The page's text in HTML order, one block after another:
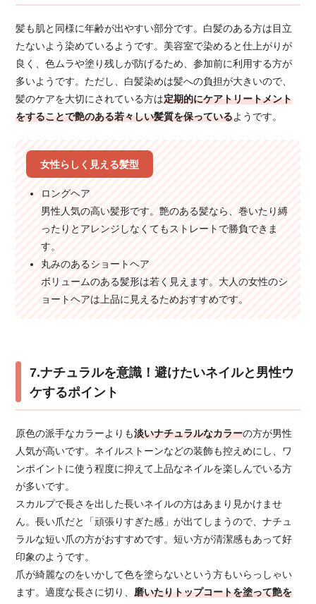
髪も肌と同様に年齢が出やすい部分です。白髪のある方は目立
たないよう染めているようです。美容室で染めると仕上がりが
良く、色ムラや塗り残しが防げるため、参加前に利用する方が
多いようです。ただし、白髪染めは髪への負担が大きいので、
髪のケアを大切にされている方は定期的にケアトリートメント
をすることで艶のある若々しい髪質を保っているようです。
女性らしく見える髪型
ロングヘア
男性人気の高い髪形です。艶のある髪なら、巻いたり縛
ったりとアレンジしなくてもストレートで勝負できま
す。
丸みのあるショートヘア
ボリュームのある髪形は若く見えます。大人の女性のシ
ョートヘアは上品に見えるためおすすめです。
7.ナチュラルを意識！避けたいネイルと男性ウ
ケするポイント
原色の派手なカラーよりも淡いナチュラルなカラーの方が男性
人気が高いです。ネイルストーンなどの装飾も控えめにし、ワ
ンポイントに使う程度に抑えて上品なネイルを楽しんでいる方
が多いです。
スカルプで長さを出した長いネイルの方はあまり見かけませ
ん。長い爪だと「頑張りすぎた感」が出てしまうので、ナチュ
ラルな短い爪の方がおすすめです。短い方が清潔感もあって好
印象のようです。
爪が綺麗なのをいかして色を塗らないという方もいらっしゃい
ます。適度な長さに切り、磨いたりトップコートを塗って艶を